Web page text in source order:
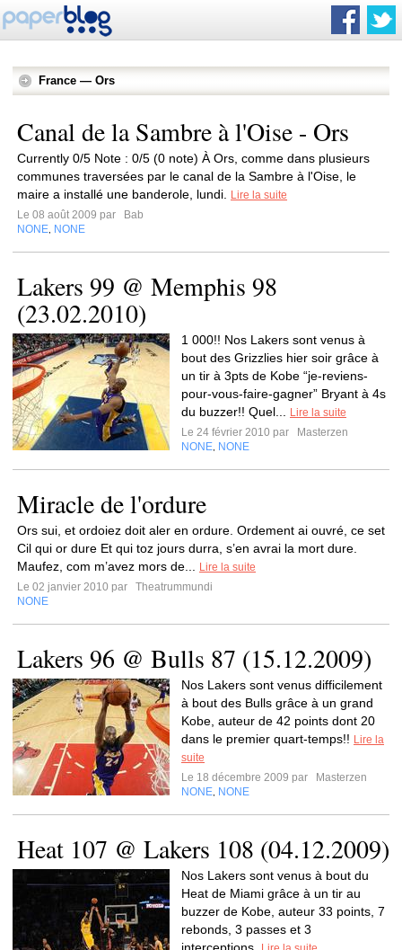
France — Ors
Canal de la Sambre à l'Oise - Ors
Currently 0/5 Note : 0/5 (0 note) À Ors, comme dans plusieurs
communes traversées par le canal de la Sambre à l'Oise, le
maire a installé une banderole, lundi.
Lire la suite
Le 08 août 2009 par
Bab
NONE NONE
Lakers 99 @ Memphis 98
(23.02.2010)
1 000!! Nos Lakers sont venus à
bout des Grizzlies hier soir grâce à
un tir à 3pts de Kobe “je-reviens-
pour-vous-faire-gagner” Bryant à 4s
du buzzer!! Quel...
Lire la suite
Le 24 février 2010 par
Masterzen
NONE NONE
Miracle de l'ordure
Ors sui, et ordoiez doit aler en ordure. Ordement ai ouvré, ce set
Cil qui or dure Et qui toz jours durra, s’en avrai la mort dure.
Maufez, com m’avez mors de...
Lire la suite
Le 02 janvier 2010 par
Theatrummundi
NONE
Lakers 96 @ Bulls 87 (15.12.2009)
Nos Lakers sont venus difficilement
à bout des Bulls grâce à un grand
Kobe, auteur de 42 points dont 20
dans le premier quart-temps!! Lire la
suite
Le 18 décembre 2009 par
Masterzen
NONE NONE
Heat 107 @ Lakers 108 (04.12.2009)
Nos Lakers sont venus à bout du
Heat de Miami grâce à un tir au
buzzer de Kobe, auteur 33 points, 7
rebonds, 3 passes et 3